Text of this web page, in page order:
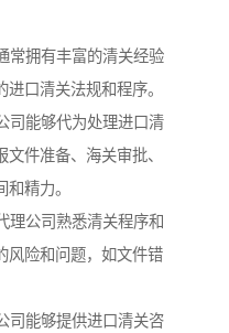
常拥有丰富的清关经验
口清关法规和程序。
司能够代为处理进口清
件准备、海关审批、
精力。
理公司熟悉清关程序和
风险和问题，如文件错
司能够提供进口清关咨